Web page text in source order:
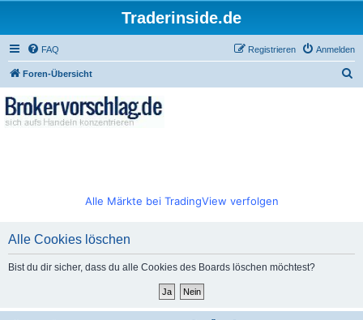
Traderinside.de
FAQ Anmelden
Registrieren
Foren-Übersicht
Alle Märkte bei TradingView verfolgen
Alle Cookies löschen
Bist du dir sicher, dass du alle Cookies des Boards löschen möchtest?